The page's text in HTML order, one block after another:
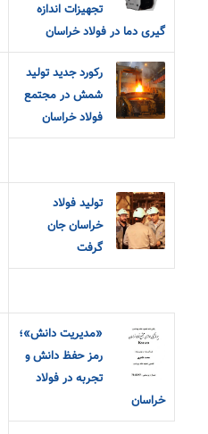
تجهیزات اندازه
گیری دما در فولاد خراسان
رکورد جدید تولید
شمش در مجتمع
فولاد خراسان
تولید فولاد
خراسان جان
گرفت
«مديريت دانش»؛
رمز حفظ دانش و
تجربه در فولاد
خراسان